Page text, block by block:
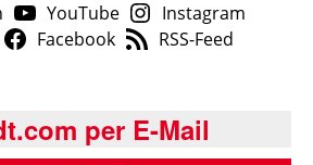
YouTube
Instagram
Facebook RSS-Feed
per E-Mail